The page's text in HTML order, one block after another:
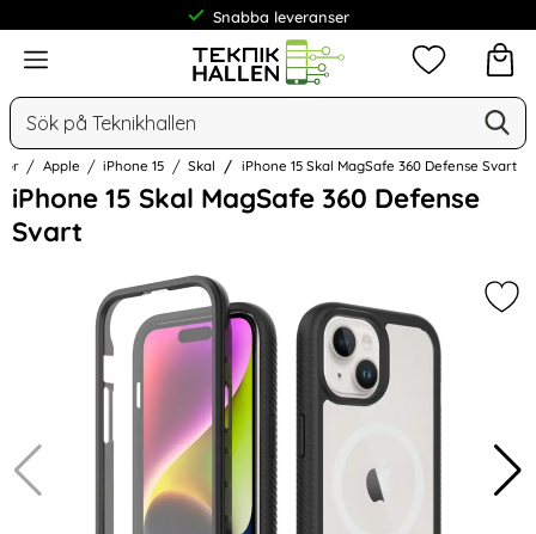
Frakt från 19 kr
Meny
Sök
Mina
Apple iPhone 15 Skal iPhone 15 Skal MagSafe 360 Defense Svart
iPhone 15 Skal MagSafe 360 Defense
Svart
Hoppa
över
Bilder